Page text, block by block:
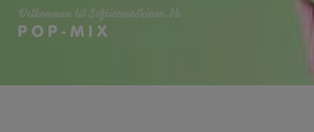
Velkommen til Softicemaskiner.dk
POP-MIX